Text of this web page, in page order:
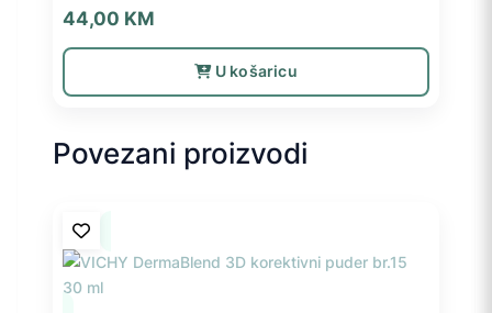
44,00 KM
U košaricu
Povezani proizvodi